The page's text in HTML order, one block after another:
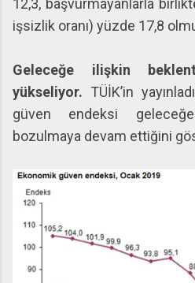
işsizlik oranı) yüzde 17,8
Geleceğe ilişkin
yükseliyor. TÜİK’in
güven endeksi
bozulmaya devam ettiğini